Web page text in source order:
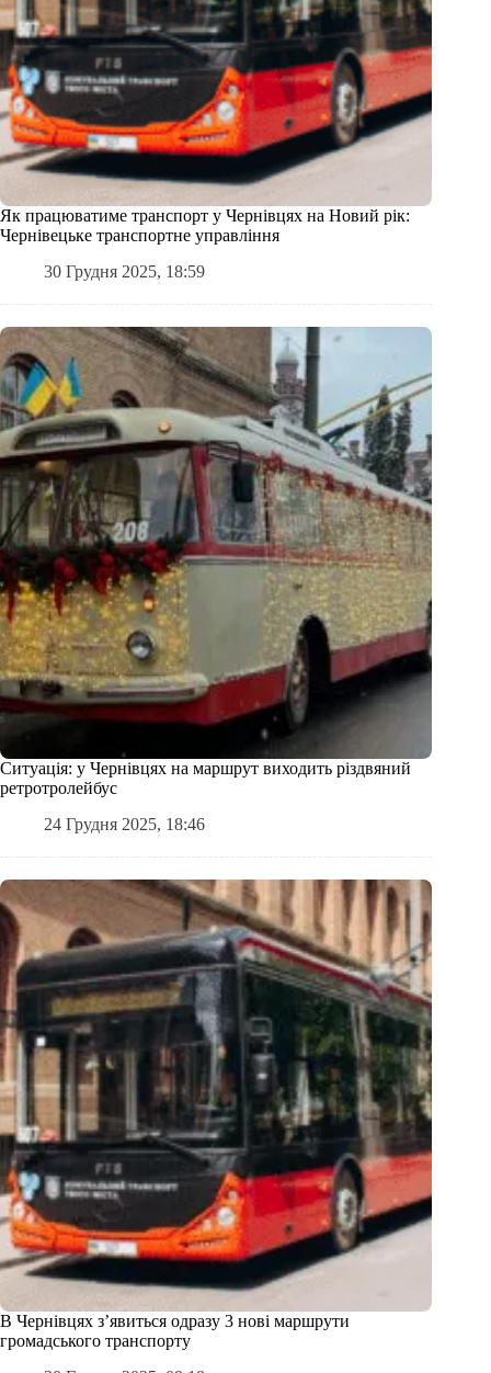
Як працюватиме транспорт у Чернівцях на Новий рік:
Чернівецьке транспортне управління
30 Грудня 2025, 18:59
Ситуація: у Чернівцях на маршрут виходить різдвяний
ретротролейбус
24 Грудня 2025, 18:46
В Чернівцях з’явиться одразу 3 нові маршрути
громадського транспорту